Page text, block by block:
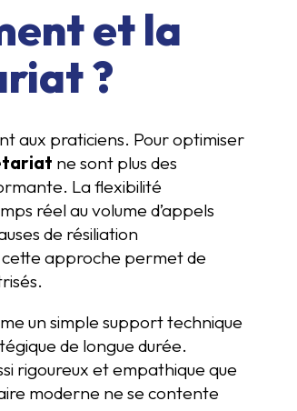
et la
?
aux praticiens. Pour optimiser
ne sont plus des
La flexibilité
réel au volume d’appels
de résiliation
cette approche permet de
un simple support technique
de longue durée.
rigoureux et empathique que
moderne ne se contente